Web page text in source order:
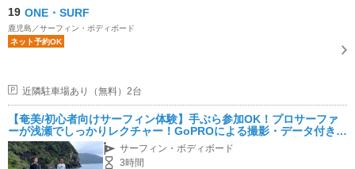
19 ONE・SURF
鹿児島／サーフィン・ボディボード
ネット予約OK
近隣駐車場あり（無料）2台
【奄美/初心者向けサーフィン体験】手ぶら参加OK！プロサーファ
ーが浅瀬でしっかりレクチャー！GoPROによる撮影・データ付きで
思い出にも残せます♪お子様連れOK！ファミリー・カップル参加も
大歓迎♪
サーフィン・ボディボード
3時間